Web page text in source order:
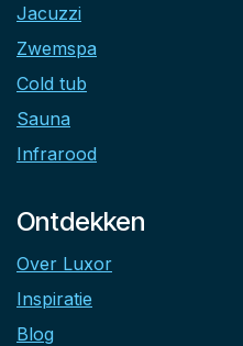
Jacuzzi
Zwemspa
Cold tub
Sauna
Infrarood
Ontdekken
Over Luxor
Inspiratie
Blog